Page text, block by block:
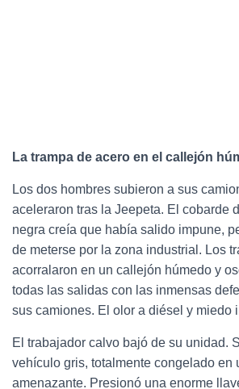
La trampa de acero en el callejón
Los dos hombres subieron a sus
aceleraron tras la Jeepeta. El cobarde
negra creía que había salido impune,
de meterse por la zona industrial. Los
acorralaron en un callejón húmedo y
todas las salidas con las inmensas
sus camiones. El olor a diésel y miedo
El trabajador calvo bajó de su unidad.
vehículo gris, totalmente congelado en
amenazante. Presionó una enorme